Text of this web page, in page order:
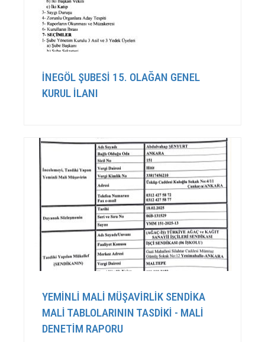
İNEGÖL ŞUBESİ 15. OLAĞAN GENEL
KURUL İLANI
YEMİNLİ MALİ MÜŞAVİRLİK SENDİKA
MALİ TABLOLARININ TASDİKİ - MALİ
DENETİM RAPORU